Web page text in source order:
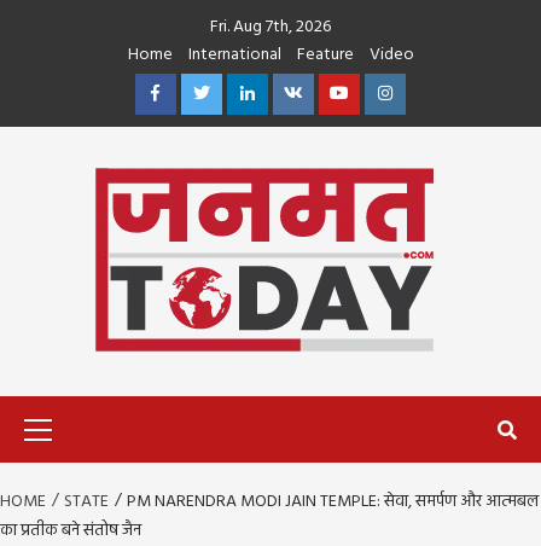
Fri. Aug 7th, 2026
Home
International Feature
Video
FacebookTwitterLinkedin
VK YoutubeInstagram
HOME STATE
PM NARENDRA MODI JAIN TEMPLE: सेवा, समर्पण और आत्मबल
का प्रतीक बने संतोष जैन